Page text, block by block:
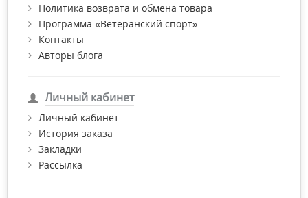
Политика возврата и обмена товара
Программа «Ветеранский спорт»
Контакты
Авторы блога
Личный кабинет
Личный кабинет
История заказа
Закладки
Рассылка